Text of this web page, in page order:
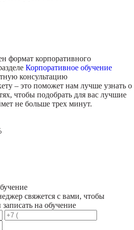
формат корпоративного
Корпоративное обучение
консультацию
– это поможет нам лучше узнать о
чтобы подобрать для вас лучшие
не больше трех минут.
свяжется с вами, чтобы
на обучение